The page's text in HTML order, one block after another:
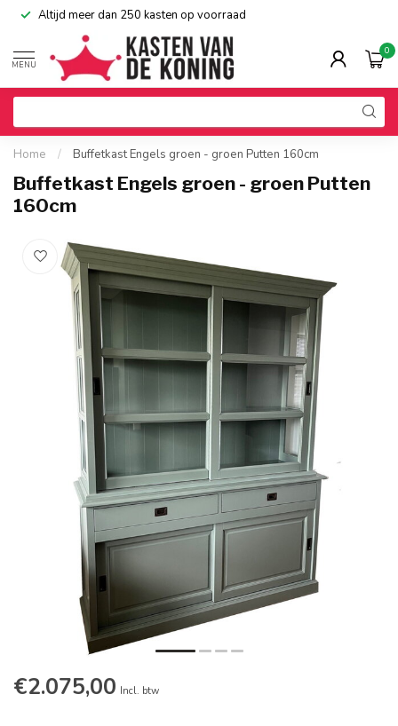
Altijd meer dan 250 kasten op voorraad
MENU
0
Home / Buffetkast Engels groen - groen Putten 160cm
Buffetkast Engels groen - groen Putten
160cm
€2.075,00 Incl. btw